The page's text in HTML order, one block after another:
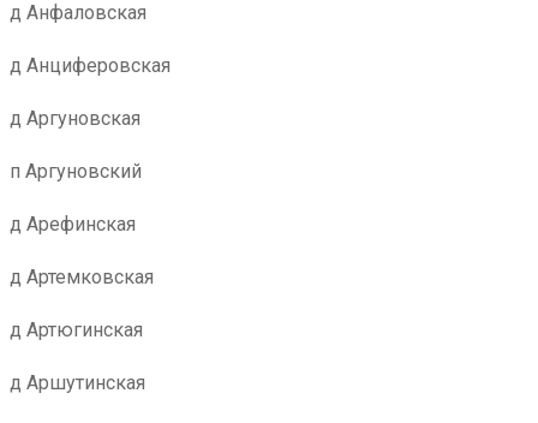
д Анфаловская
д Анциферовская
д Аргуновская
п Аргуновский
д Арефинская
д Артемковская
д Артюгинская
д Аршутинская